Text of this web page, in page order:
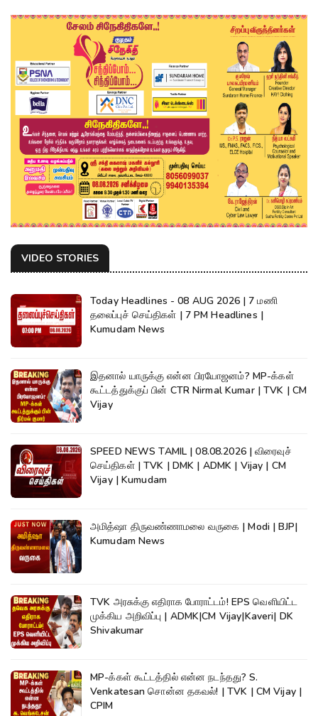
VIDEO STORIES
Today Headlines - 08 AUG 2026 | 7 மணி
தலைப்புச் செய்திகள் | 7 PM Headlines |
Kumudam News
இதனால் யாருக்கு என்ன பிரயோஜனம்? MP-க்கள்
கூட்டத்துக்குப் பின் CTR Nirmal Kumar | TVK | CM
Vijay
SPEED NEWS TAMIL | 08.08.2026 | விரைவுச்
செய்திகள் | TVK | DMK | ADMK | Vijay | CM
Vijay | Kumudam
அமித்ஷா திருவண்ணாமலை வருகை | Modi | BJP|
Kumudam News
TVK அரசுக்கு எதிராக போராட்டம்! EPS வெளியிட்ட
முக்கிய அறிவிப்பு | ADMK|CM Vijay|Kaveri| DK
Shivakumar
MP-க்கள் கூட்டத்தில் என்ன நடந்தது? S.
Venkatesan சொன்ன தகவல்! | TVK | CM Vijay |
CPIM